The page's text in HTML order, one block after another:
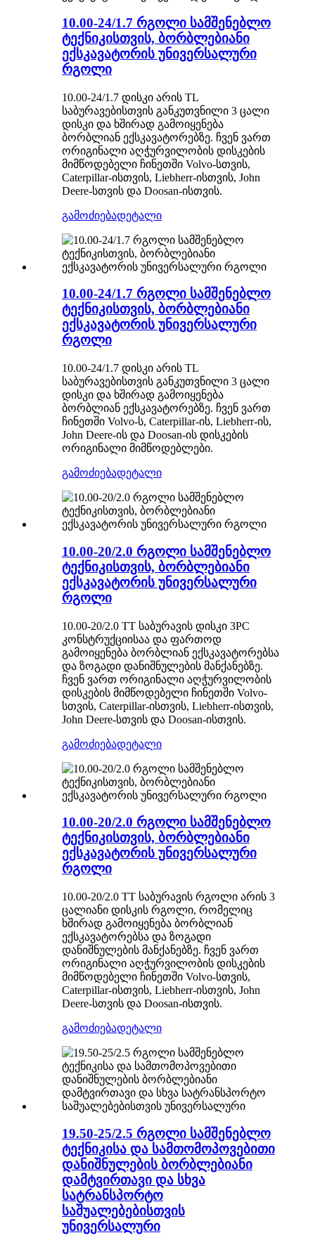
10.00-24/1.7 რგოლი სამშენებლო
ტექნიკისთვის, ბორბლებიანი
ექსკავატორის უნივერსალური
რგოლი
10.00-24/1.7 დისკი არის TL
საბურავებისთვის განკუთვნილი 3 ცალი
დისკი და ხშირად გამოიყენება
ბორბლიან ექსკავატორებზე. ჩვენ ვართ
ორიგინალი აღჭურვილობის დისკების
მიმწოდებელი ჩინეთში Volvo-სთვის,
Caterpillar-ისთვის, Liebherr-ისთვის, John
Deere-სთვის და Doosan-ისთვის.
გამოძიებადეტალი
10.00-24/1.7 რგოლი სამშენებლო
ტექნიკისთვის, ბორბლებიანი
ექსკავატორის უნივერსალური
რგოლი
10.00-24/1.7 დისკი არის TL
საბურავებისთვის განკუთვნილი 3 ცალი
დისკი და ხშირად გამოიყენება
ბორბლიან ექსკავატორებზე. ჩვენ ვართ
ჩინეთში Volvo-ს, Caterpillar-ის, Liebherr-ის,
John Deere-ის და Doosan-ის დისკების
ორიგინალი მიმწოდებლები.
გამოძიებადეტალი
10.00-20/2.0 რგოლი სამშენებლო
ტექნიკისთვის, ბორბლებიანი
ექსკავატორის უნივერსალური
რგოლი
10.00-20/2.0 TT საბურავის დისკი 3PC
კონსტრუქციისაა და ფართოდ
გამოიყენება ბორბლიან ექსკავატორებსა
და ზოგადი დანიშნულების მანქანებზე.
ჩვენ ვართ ორიგინალი აღჭურვილობის
დისკების მიმწოდებელი ჩინეთში Volvo-
სთვის, Caterpillar-ისთვის, Liebherr-ისთვის,
John Deere-სთვის და Doosan-ისთვის.
გამოძიებადეტალი
10.00-20/2.0 რგოლი სამშენებლო
ტექნიკისთვის, ბორბლებიანი
ექსკავატორის უნივერსალური
რგოლი
10.00-20/2.0 TT საბურავის რგოლი არის 3
ცალიანი დისკის რგოლი, რომელიც
ხშირად გამოიყენება ბორბლიან
ექსკავატორებსა და ზოგადი
დანიშნულების მანქანებზე. ჩვენ ვართ
ორიგინალი აღჭურვილობის დისკების
მიმწოდებელი ჩინეთში Volvo-სთვის,
Caterpillar-ისთვის, Liebherr-ისთვის, John
Deere-სთვის და Doosan-ისთვის.
გამოძიებადეტალი
19.50-25/2.5 რგოლი სამშენებლო
ტექნიკისა და სამთომოპოვებითი
დანიშნულების ბორბლებიანი
დამტვირთავი და სხვა
სატრანსპორტო
საშუალებებისთვის
უნივერსალური